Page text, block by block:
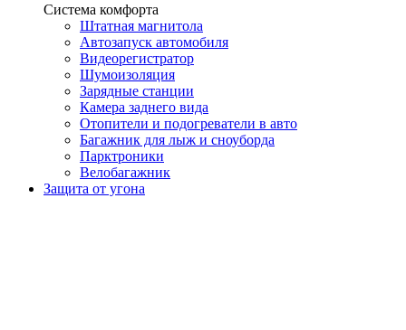
Система комфорта
Штатная магнитола
Автозапуск автомобиля
Видеорегистратор
Шумоизоляция
Зарядные станции
Камера заднего вида
Отопители и подогреватели в авто
Багажник для лыж и сноуборда
Парктроники
Велобагажник
Защита от угона